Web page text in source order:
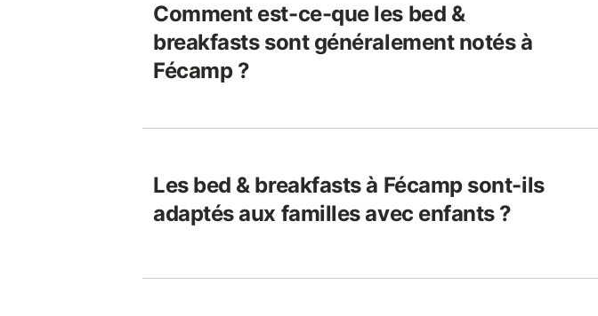
Comment est-ce-que les bed &
breakfasts sont généralement notés à
Fécamp ?
Les bed & breakfasts à Fécamp sont-ils
adaptés aux familles avec enfants ?